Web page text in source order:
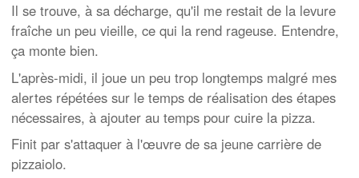
Il se trouve, à sa décharge, qu'il me restait de la levure
fraîche un peu vieille, ce qui la rend rageuse. Entendre,
ça monte bien.
L'après-midi, il joue un peu trop longtemps malgré mes
alertes répétées sur le temps de réalisation des étapes
nécessaires, à ajouter au temps pour cuire la pizza.
Finit par s'attaquer à l'œuvre de sa jeune carrière de
pizzaiolo.